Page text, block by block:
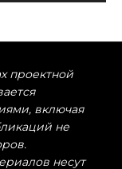
проектной
включая
не
несут